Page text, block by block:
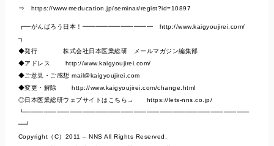
⇒ https://www.meducation.jp/seminar/regist?id=10897
┏━がんばろう日本！━━━━━━━━━━━ http://www.kaigyoujirei.com/
┓
◆発行 株式会社日本医業総研 メールマガジン編集部
◆アドレス http://www.kaigyoujirei.com/
◆ご意見・ご感想mail@kaigyoujirei.com
◆変更・解除 http://www.kaigyoujirei.com/change.html
◎日本医業総研ウェブサイトはこちら→ https://lets-nns.co.jp/
┗━━━━━━━━━━━━━━━━━━━━━━━━━━━━━━━━━━━
━┛
Copyright（C）2011 – NNS All Rights Reserved.